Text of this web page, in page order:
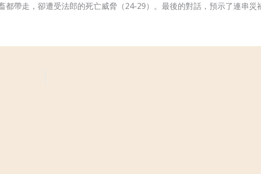
帶走，卻遭受法郎的死亡威脅（24-29）。最後的對話，預示了連串災